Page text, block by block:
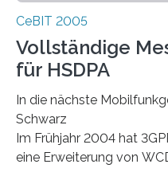
CeBIT 2005
Vollständige
für HSDPA
In die nächste
Schwarz
Im Frühjahr 2004 hat
eine Erweiterung von